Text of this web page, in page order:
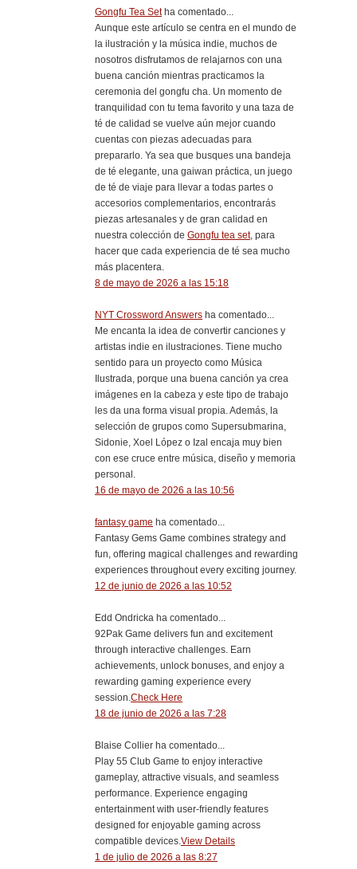
Gongfu Tea Setha comentado...
Aunque este artículo se centra en el mundo de
la ilustración y la música indie, muchos de
nosotros disfrutamos de relajarnos con una
buena canción mientras practicamos la
ceremonia del gongfu cha. Un momento de
tranquilidad con tu tema favorito y una taza de
té de calidad se vuelve aún mejor cuando
cuentas con piezas adecuadas para
prepararlo. Ya sea que busques una bandeja
de té elegante, una gaiwan práctica, un juego
de té de viaje para llevar a todas partes o
accesorios complementarios, encontrarás
piezas artesanales y de gran calidad en
nuestra colección de Gongfu tea set, para
hacer que cada experiencia de té sea mucho
más placentera.
8 de mayo de 2026 a las 15:18
NYT Crossword Answers ha comentado...
Me encanta la idea de convertir canciones y
artistas indie en ilustraciones. Tiene mucho
sentido para un proyecto como Música
Ilustrada, porque una buena canción ya crea
imágenes en la cabeza y este tipo de trabajo
les da una forma visual propia. Además, la
selección de grupos como Supersubmarina,
Sidonie, Xoel López o Izal encaja muy bien
con ese cruce entre música, diseño y memoria
personal.
16 de mayo de 2026 a las 10:56
fantasy game ha comentado...
Fantasy Gems Game combines strategy and
fun, offering magical challenges and rewarding
experiences throughout every exciting journey.
12 de junio de 2026 a las 10:52
Edd Ondricka ha comentado...
92Pak Game delivers fun and excitement
through interactive challenges. Earn
achievements, unlock bonuses, and enjoy a
rewarding gaming experience every
session.Check Here
18 de junio de 2026 a las 7:28
Blaise Collier ha comentado...
Play 55 Club Game to enjoy interactive
gameplay, attractive visuals, and seamless
performance. Experience engaging
entertainment with user-friendly features
designed for enjoyable gaming across
compatible devices.View Details
1 de julio de 2026 a las 8:27